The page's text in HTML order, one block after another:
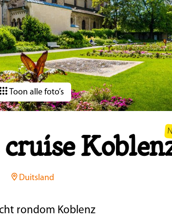
Toon alle foto’s
Duitsland
rondom Koblenz